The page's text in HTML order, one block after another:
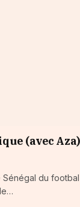
(avec Aza)
Sénégal du